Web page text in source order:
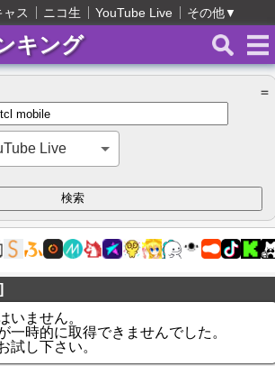
ャス ニコ生 YouTube Live その他▼
キング
＝
Live
いません。
一時的に取得できませんでした。
試し下さい。